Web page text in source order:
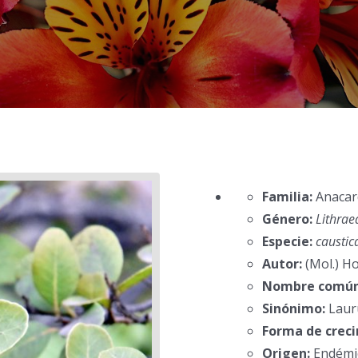
Familia:
Género:
Especie:
Autor:(Mol.)
Nombre
Sinónimo:
Forma de
Origen: